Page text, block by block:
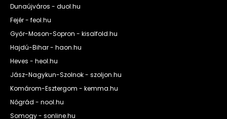
Dunaújváros - duol.hu
Fejér - feol.hu
Győr-Moson-Sopron - kisalfold.hu
Hajdú-Bihar - haon.hu
Heves - heol.hu
Jász-Nagykun-Szolnok - szoljon.hu
Komárom-Esztergom - kemma.hu
Nógrád - nool.hu
Somogy - sonline.hu